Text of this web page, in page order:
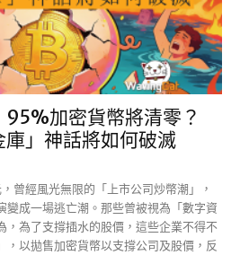
95%加密貨幣將清零？
」神話將如何破滅
曾經風光無限的「上市公司炒幣潮」，
變成一場逃亡潮。那些曾被視為「數字資
，為了支撐插水的股價，這些企業不得不
，以拋售加密貨幣以支撐公司及股價，反